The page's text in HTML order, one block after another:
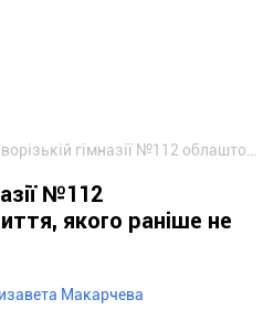
№112
якого раніше не
Макарчева